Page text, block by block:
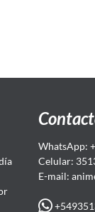
WhatsApp:
Celular:
E-mail: